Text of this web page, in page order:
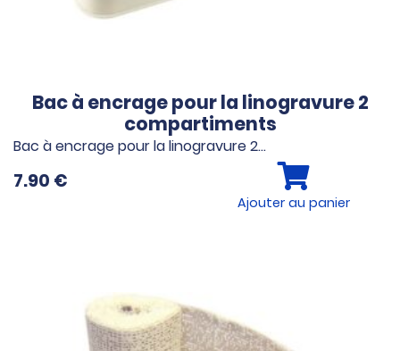
Bac à encrage pour la linogravure 2
compartiments
Bac à encrage pour la linogravure 2…
7.90 €
Ajouter au panier